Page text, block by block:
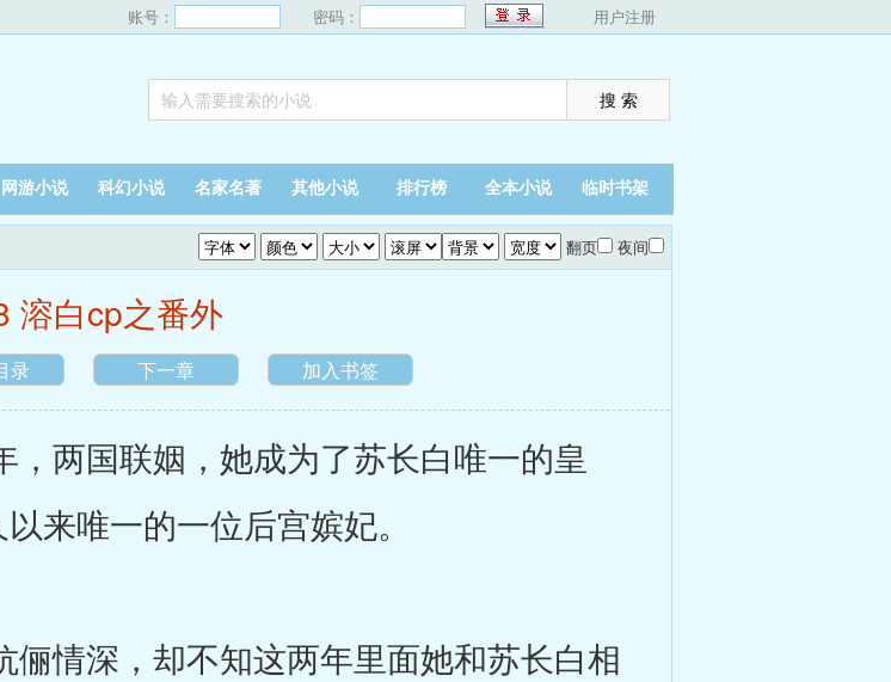
账号： 密码： 用户注册
网游小说 科幻小说 名家名著 其他小说 排行榜 全本小说 临时书架
翻页 夜间
溶白cp之番外
录 下一章 加入书签
两国联姻，她成为了苏长白唯一的皇
来唯一的一位后宫嫔妃。
情深，却不知这两年里面她和苏长白相